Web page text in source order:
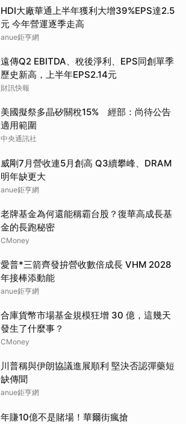
HDI大廠華通上半年獲利大增39%EPS達2.5
元 今年營運逐季走高
anue鉅亨網
遠傳Q2 EBITDA、稅後淨利、EPS同創單季
歷史新高，上半年EPS2.14元
財訊快報
美國擬祭多晶矽關稅15% 經部：尚待公告
適用範圍
中央通訊社
威剛7月營收連5月創高 Q3續攀峰、DRAM
明年缺更大
anue鉅亨網
老牌基金為何還能稱霸台股？復華高成長基
金的長跑秘密
CMoney
愛普*三箭齊發拚營收數倍成長 VHM 2028
年接棒添動能
anue鉅亨網
合庫貨幣市場基金規模狂增 30 億，這幾天
發生了什麼事？
CMoney
川普稱與伊朗協議進展順利 堅決否認彈藥短
缺傳聞
anue鉅亨網
年賺10億不是賭場！華爾街瘋搶